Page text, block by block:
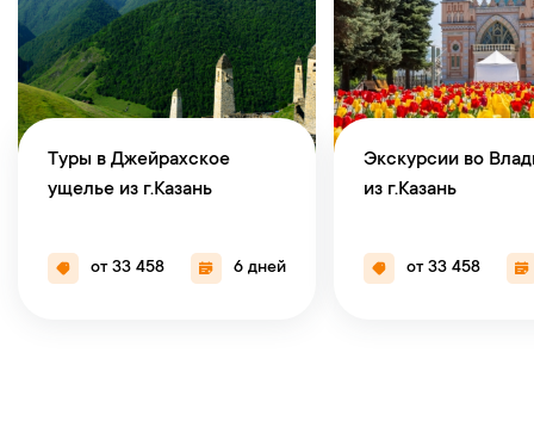
Туры в Джейрахское
ущелье из г.Казань
от 33 458 6 дней
Экскурсии во
из г.Казань
от 33 458